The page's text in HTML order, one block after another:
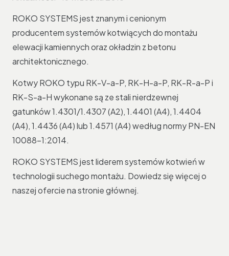
ROKO SYSTEMS jest znanym i cenionym
producentem systemów kotwiących do montażu
elewacji kamiennych oraz okładzin z betonu
architektonicznego.
Kotwy ROKO typu RK-V-a-P, RK-H-a-P, RK-R-a-P i
RK-S-a-H wykonane są ze stali nierdzewnej
gatunków 1.4301/1.4307 (A2), 1.4401 (A4), 1.4404
(A4), 1.4436 (A4) lub 1.4571 (A4) według normy PN-EN
10088-1:2014.
ROKO SYSTEMS jest liderem systemów kotwień w
technologii suchego montażu. Dowiedz się więcej o
naszej ofercie na stronie głównej.